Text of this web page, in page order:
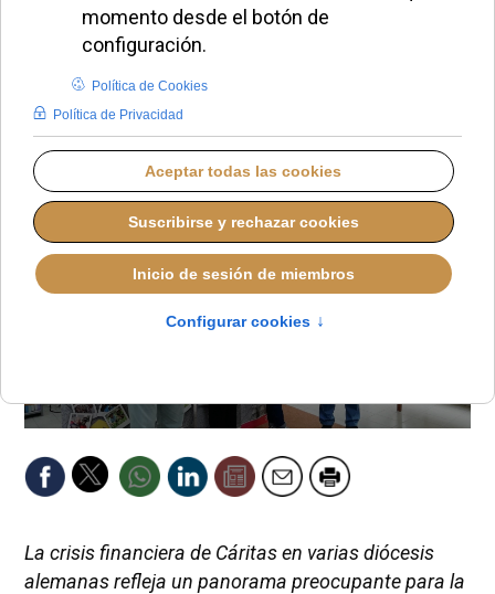
de la Iglesia local
JAVIER RUIZ ARREGUI
EUROPA
MIÉRCOLES, 24 SEPTIEMBRE 2025 20:30
La crisis financiera de Cáritas en varias diócesis
alemanas refleja un panorama preocupante para la